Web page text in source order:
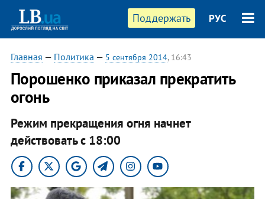
Поддержать РУС
Главная — Политика — 5 сентября 2014, 16:43
Порошенко приказал прекратить
огонь
Режим прекращения огня начнет
действовать с 18:00